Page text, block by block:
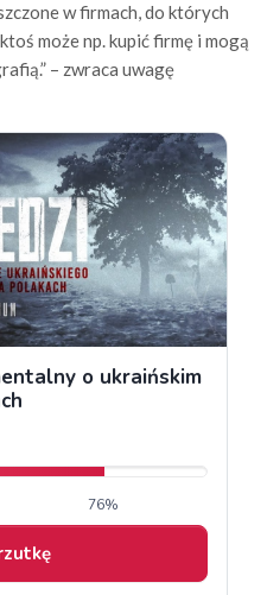
w firmach, do których
może np. kupić firmę i mogą
– zwraca uwagę